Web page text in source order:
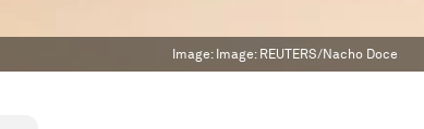
Image: Image: REUTERS/Nacho Doce